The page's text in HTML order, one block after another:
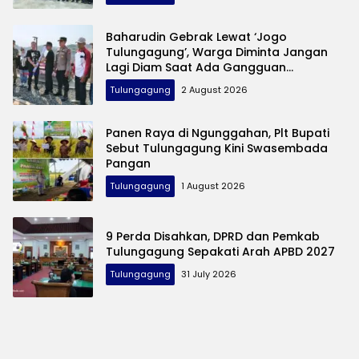
Baharudin Gebrak Lewat ‘Jogo
Tulungagung’, Warga Diminta Jangan
Lagi Diam Saat Ada Gangguan
Keamanan
Tulungagung 2 August 2026
Panen Raya di Ngunggahan, Plt Bupati
Sebut Tulungagung Kini Swasembada
Pangan
Tulungagung 1 August 2026
9 Perda Disahkan, DPRD dan Pemkab
Tulungagung Sepakati Arah APBD 2027
Tulungagung 31 July 2026